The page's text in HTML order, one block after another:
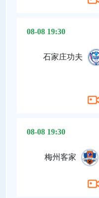
08-08 19:30
石家庄功夫
08-08 19:30
梅州客家